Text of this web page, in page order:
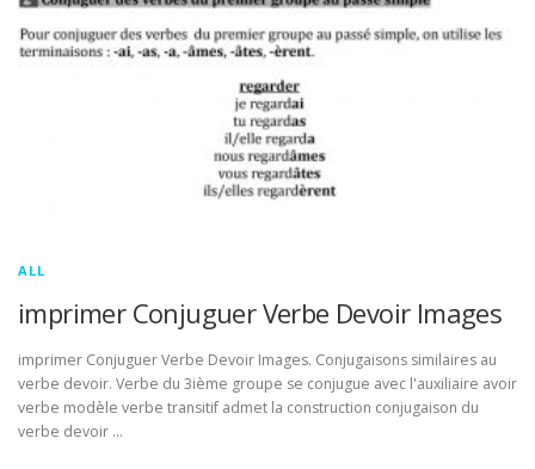
ALL
imprimer Conjuguer Verbe Devoir Images
imprimer Conjuguer Verbe Devoir Images. Conjugaisons similaires au
verbe devoir. Verbe du 3ième groupe se conjugue avec l'auxiliaire avoir
verbe modèle verbe transitif admet la construction conjugaison du
verbe devoir …